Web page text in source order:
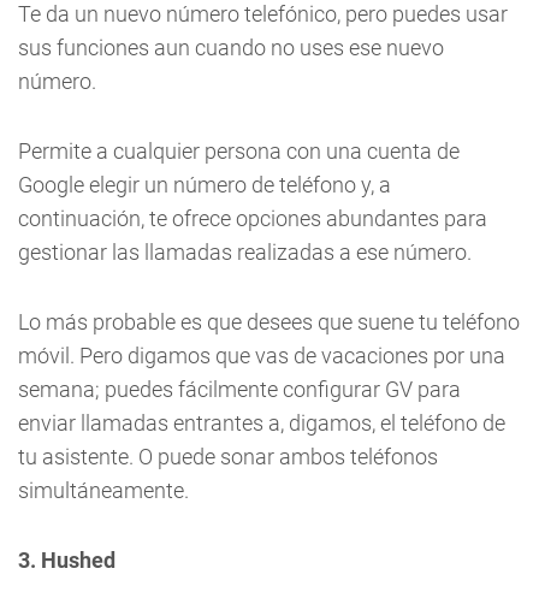
Te da un nuevo número telefónico, pero puedes usar
sus funciones aun cuando no uses ese nuevo
número.
Permite a cualquier persona con una cuenta de
Google elegir un número de teléfono y, a
continuación, te ofrece opciones abundantes para
gestionar las llamadas realizadas a ese número.
Lo más probable es que desees que suene tu teléfono
móvil. Pero digamos que vas de vacaciones por una
semana; puedes fácilmente configurar GV para
enviar llamadas entrantes a, digamos, el teléfono de
tu asistente. O puede sonar ambos teléfonos
simultáneamente.
3. Hushed